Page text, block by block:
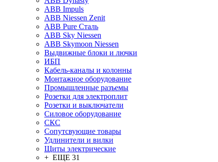
ABB Impuls
ABB Niessen Zenit
ABB Pure Сталь
ABB Sky Niessen
ABB Skymoon Niessen
Выдвижные блоки и лючки
ИБП
Кабель-каналы и колонны
Монтажное оборудование
Промышленные разъемы
Розетки для электроплит
Розетки и выключатели
Силовое оборудование
СКС
Сопутсвующие товары
Удлинители и вилки
Щиты электрические
+ ЕЩЕ 31